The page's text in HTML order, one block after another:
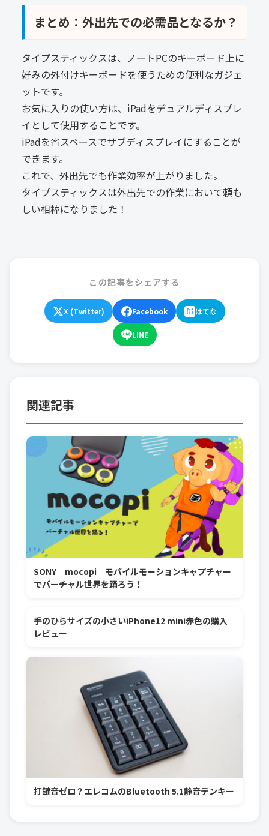
まとめ：外出先での必需品となるか？
タイプスティックスは、ノートPCのキーボード上に
好みの外付けキーボードを使うための便利なガジェ
ットです。
お気に入りの使い方は、iPadをデュアルディスプレ
イとして使用することです。
iPadを省スペースでサブディスプレイにすることが
できます。
これで、外出先でも作業効率が上がりました。
タイプスティックスは外出先での作業において頼も
しい相棒になりました！
この記事をシェアする
X (Twitter) Facebook はてな
LINE
関連記事
SONY mocopi モバイルモーションキャプチャー
でバーチャル世界を踊ろう！
手のひらサイズの小さいiPhone12 mini赤色の購入
レビュー
打鍵音ゼロ？エレコムのBluetooth 5.1静音テンキー